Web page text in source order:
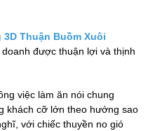
3D Thuận Buồm Xuôi
được thuận lợi và thịnh
việc làm ăn nói chung
khách cỡ lớn theo hướng sao
với chiếc thuyền no gió